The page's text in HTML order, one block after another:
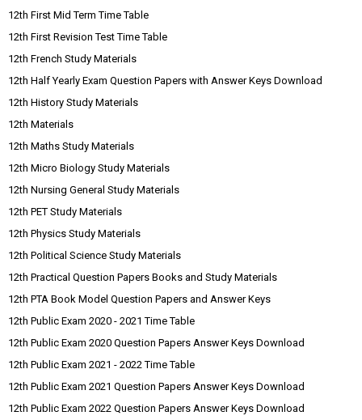
12th First Mid Term Time Table
12th First Revision Test Time Table
12th French Study Materials
12th Half Yearly Exam Question Papers with Answer Keys Download
12th History Study Materials
12th Materials
12th Maths Study Materials
12th Micro Biology Study Materials
12th Nursing General Study Materials
12th PET Study Materials
12th Physics Study Materials
12th Political Science Study Materials
12th Practical Question Papers Books and Study Materials
12th PTA Book Model Question Papers and Answer Keys
12th Public Exam 2020 - 2021 Time Table
12th Public Exam 2020 Question Papers Answer Keys Download
12th Public Exam 2021 - 2022 Time Table
12th Public Exam 2021 Question Papers Answer Keys Download
12th Public Exam 2022 Question Papers Answer Keys Download